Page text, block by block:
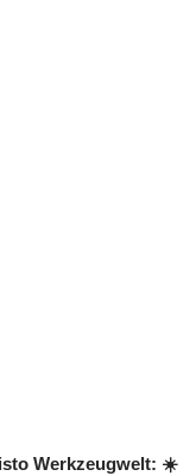
Werkzeugwelt: ☀️